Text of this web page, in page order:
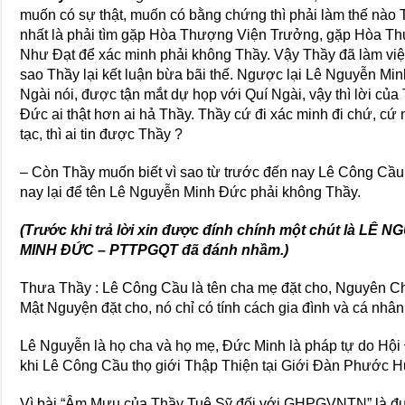
muốn có sự thật, muốn có bằng chứng thì phải làm thế
nhất là phải tìm gặp Hòa Thượng Viện Trưởng, gặp Hòa
Như Đạt để xác minh phải không Thầy. Vậy Thầy đã làm
sao Thầy lại kết luận bừa bãi thế. Ngược lại Lê Nguyễn
Ngài nói, được tận mắt dự họp với Quí Ngài, vậy thì lời
Đức ai thật hơn ai hả Thầy. Thầy cứ đi xác minh đi chứ, cứ
tạc, thì ai tin được Thầy ?
– Còn Thầy muốn biết vì sao từ trước đến nay Lê Công
nay lại để tên Lê Nguyễn Minh Đức phải không Thầy.
(Trước khi trả lời xin được đính chính một chút là LÊ
MINH ĐỨC – PTTPGQT đã đánh nhầm.)
Thưa Thầy : Lê Công Cầu là tên cha mẹ đặt cho, Nguyên
Mật Nguyện đặt cho, nó chỉ có tính cách gia đình và cá
Lê Nguyễn là họ cha và họ mẹ, Đức Minh là pháp tự do
khi Lê Công Cầu thọ giới Thập Thiện tại Giới Đàn Phước